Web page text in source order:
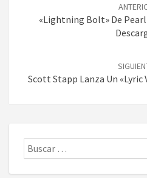
entradas«Lightning Bolt» De
Scott Stapp Lanza Un «Lyric
Buscar: